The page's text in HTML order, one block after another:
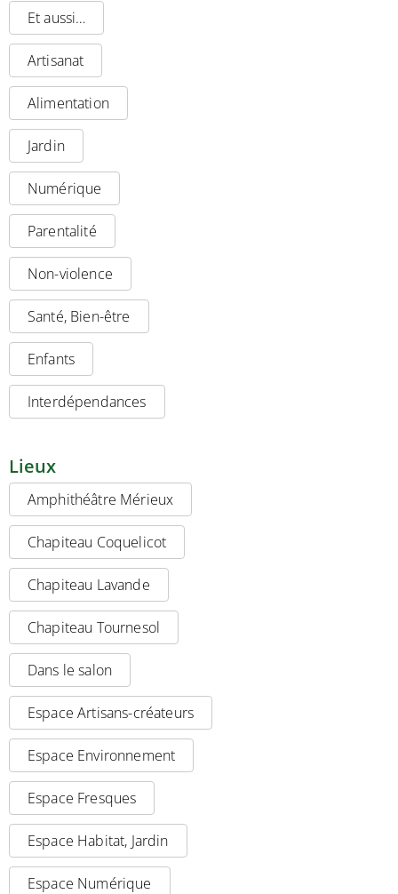
Et aussi…
Artisanat
Alimentation
Jardin
Numérique
Parentalité
Non-violence
Santé, Bien-être
Enfants
Interdépendances
Lieux
Amphithéâtre Mérieux
Chapiteau Coquelicot
Chapiteau Lavande
Chapiteau Tournesol
Dans le salon
Espace Artisans-créateurs
Espace Environnement
Espace Fresques
Espace Habitat, Jardin
Espace Numérique